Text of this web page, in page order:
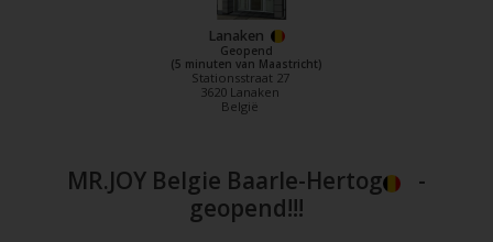
Lanaken
Geopend
(5 minuten van Maastricht)
Stationsstraat 27
3620 Lanaken
België
MR.JOY Belgie Baarle-Hertog
-
geopend!!!